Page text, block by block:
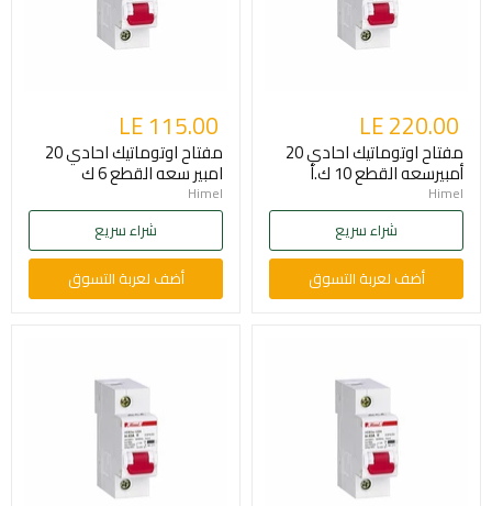
LE 220.00
مفتاح اوتوماتيك احادي 20
أمبيرسعه القطع 10 ك.أ
Himel
شراء سريع
أضف لعربة التسوق
LE 115.00
مفتاح اوتوماتيك احادي 20
امبير سعه القطع 6 ك
Himel
شراء سريع
أضف لعربة التسوق